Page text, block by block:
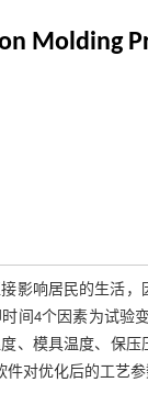
Molding
影响居民的生活
间4个因素为试验
、模具温度、保
件对优化后的工艺